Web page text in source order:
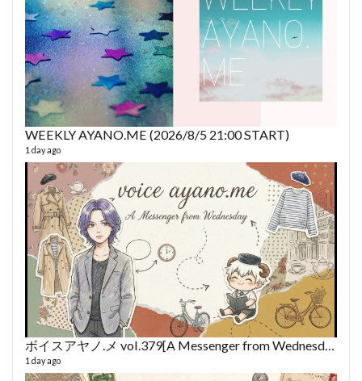
WEEKLY AYANO.ME (2026/8/5 21:00 START)
1 day ago
ボイスアヤノ.メ vol.379[A Messenger from Wednesday] (2026/8/5)
1 day ago